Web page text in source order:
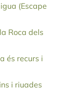
(Escape
Roca dels
és recurs i
i riuades